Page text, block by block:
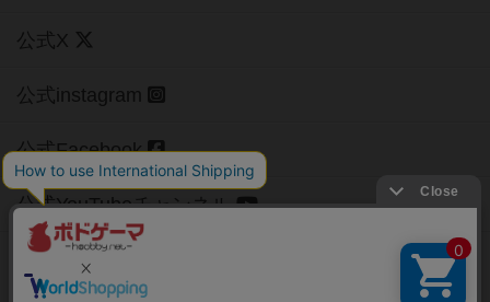
公式X
公式instagram
公式Facebook
公式YouTubeチャンネル